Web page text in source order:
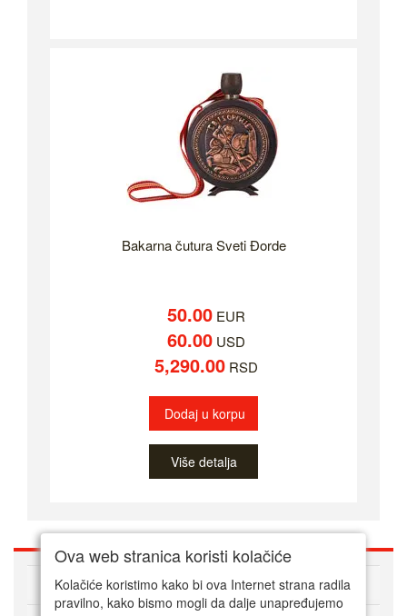
Bakarna čutura Sveti Đorde
50.00EUR
60.00USD
5,290.00RSD
Dodaj u korpu
Više detalja
O nama
Ova web stranica koristi kolačiće
Kolačiće koristimo kako bi ova Internet strana radila
pravilno, kako bismo mogli da dalje unapređujemo